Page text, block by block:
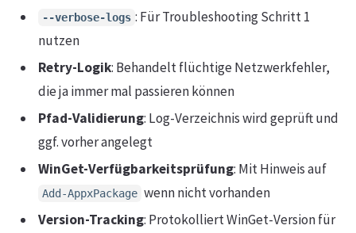
--verbose-logs : Für Troubleshooting Schritt 1
nutzen
Retry-Logik: Behandelt flüchtige Netzwerkfehler,
die ja immer mal passieren können
Pfad-Validierung: Log-Verzeichnis wird geprüft und
ggf. vorher angelegt
WinGet-Verfügbarkeitsprüfung: Mit Hinweis auf
Add-AppxPackage wenn nicht vorhanden
Version-Tracking: Protokolliert WinGet-Version für